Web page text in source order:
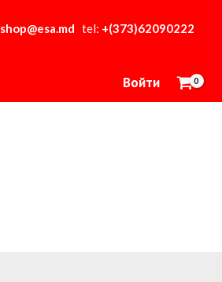
shop@esa.md tel: +(373)62090222
Войти